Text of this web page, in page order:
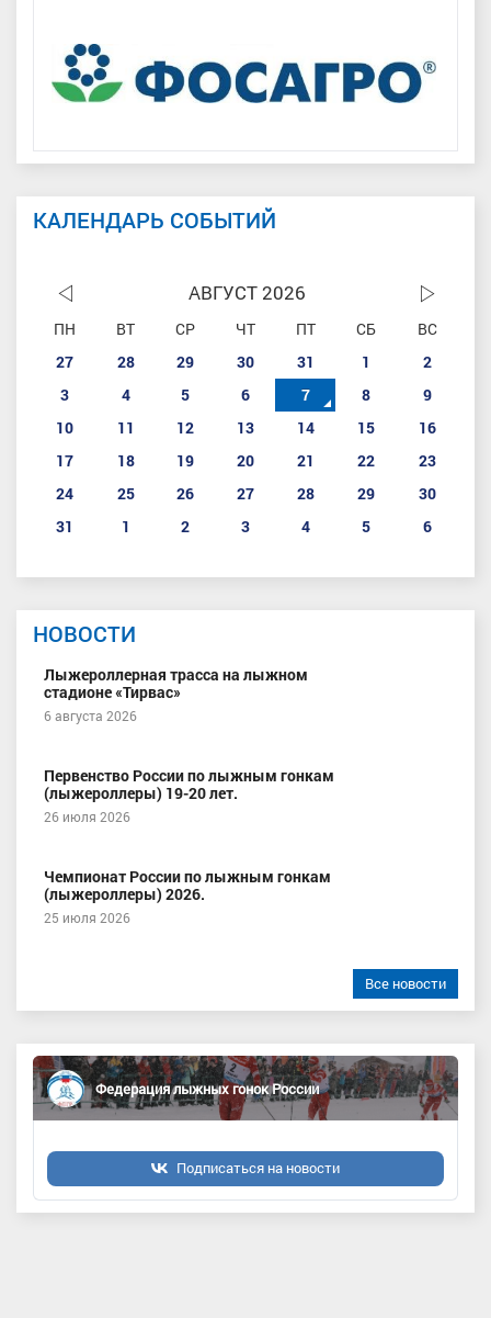
КАЛЕНДАРЬ СОБЫТИЙ
АВГУСТ 2026
ПН ВТ СР ЧТ ПТ СБ
ВС
27
28 29 30 31 1
2
3
4 5 6 7 8
9
10
11 12 13 14 15
16
17
18 19 20 21 22
23
24
25 26 27 28 29
30
31
1 2 3 4 5 6
НОВОСТИ
Лыжероллерная трасса на лыжном
стадионе «Тирвас»
6 августа 2026
Первенство России по лыжным гонкам
(лыжероллеры) 19-20 лет.
26 июля 2026
Чемпионат России по лыжным гонкам
(лыжероллеры) 2026.
25 июля 2026
Все новости
Федерация лыжных гонок России
Подписаться на новости